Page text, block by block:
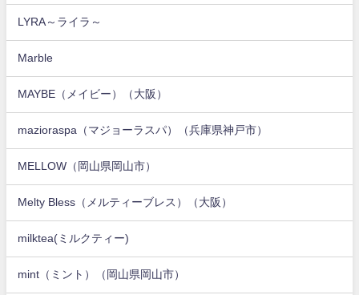
LYRA～ライラ～
Marble
MAYBE（メイビー）（大阪）
mazioraspa（マジョーラスパ）（兵庫県神戸市）
MELLOW（岡山県岡山市）
Melty Bless（メルティーブレス）（大阪）
milktea(ミルクティー)
mint（ミント）（岡山県岡山市）